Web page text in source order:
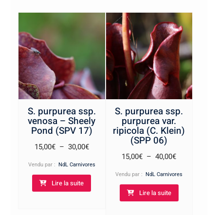
S. purpurea ssp.
venosa – Sheely
Pond (SPV 17)
15,00€ – 30,00€Plage
Vendu par : NdL Carnivores
Lire la suite
S. purpurea ssp.
purpurea var.
ripicola (C. Klein)
(SPP 06)
15,00€ – 40,00€Plage
Vendu par : NdL Carnivores
Lire la suite